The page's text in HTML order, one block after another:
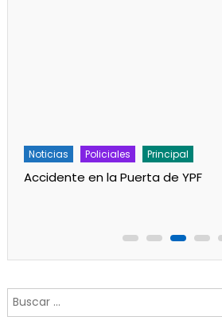
Noticias Policiales Principal
Accidente en la Puerta de YPF
Buscar: